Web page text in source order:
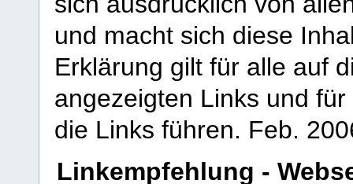
und macht sich diese
Erklärung gilt für alle auf
angezeigten Links und
die Links führen. Feb.
Linkempfehlung -